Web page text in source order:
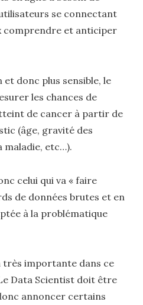
se connectant
comprendre et anticiper
et donc plus sensible, le
les chances de
de cancer à partir de
(âge, gravité des
maladie, etc…).
celui qui va « faire
de données brutes et en
à la problématique
très importante dans ce
Data Scientist doit être
annoncer certains